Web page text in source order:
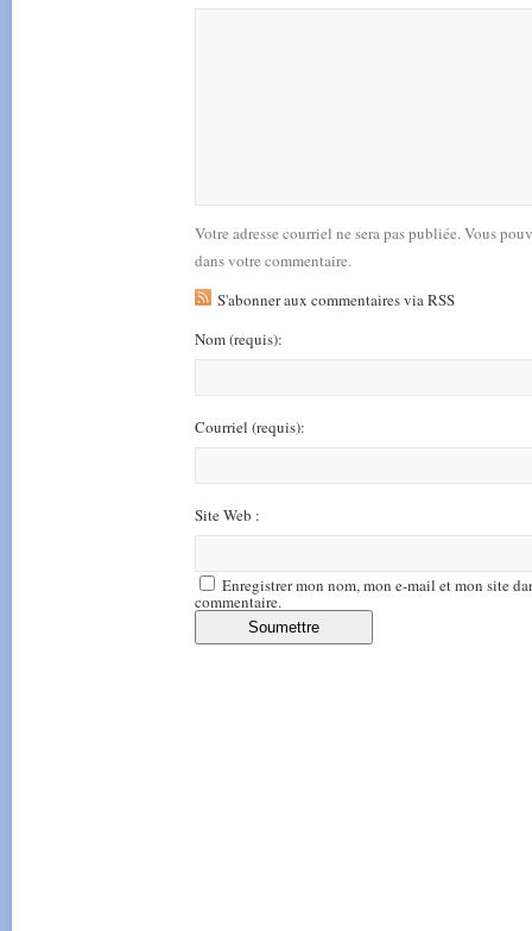
Votre adresse courriel ne sera pas publiée. Vous
dans votre commentaire.
S'abonner aux commentaires via RSS
Nom(requis):
Courriel (requis):
Site Web :
Enregistrer mon nom, mon e-mail et mon site
commentaire.